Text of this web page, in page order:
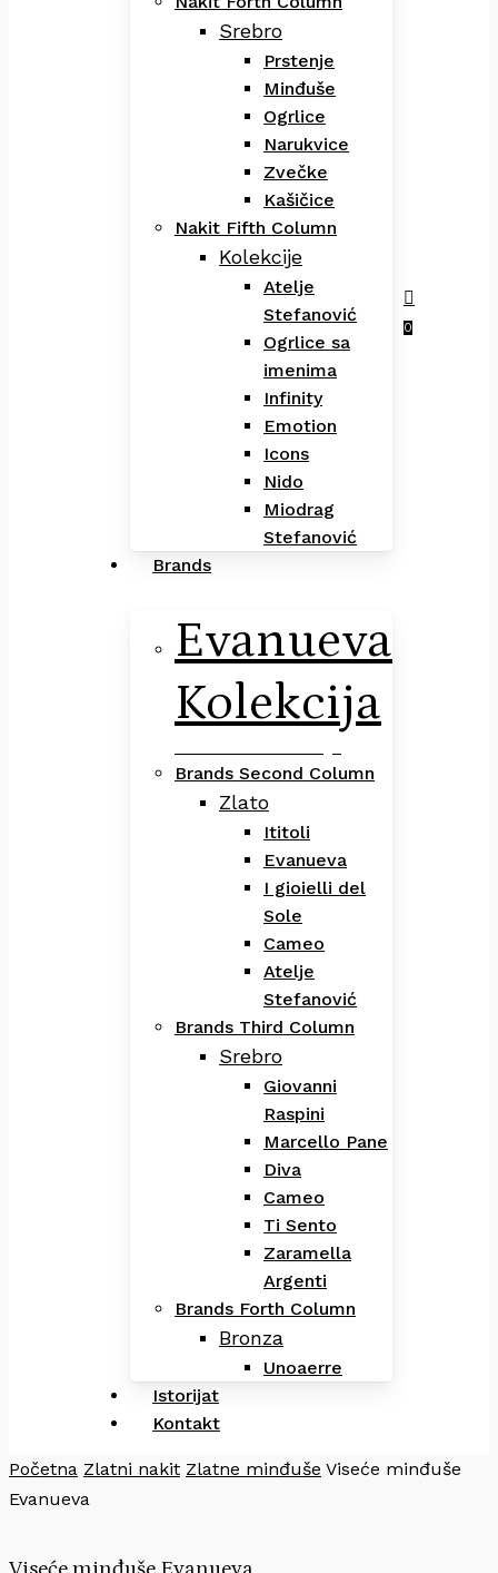
search
0
Menu
Srebro
Prstenje
Minđuše
Ogrlice
Narukvice
Zvečke
Kašičice
Nakit Fifth Column
Kolekcije
Atelje
Stefanović
Ogrlice sa
imenima
Infinity
Emotion
Icons
Nido
Miodrag
Stefanović
Brands
Evanueva
Kolekcija
Brands Second Column
Zlato
Ititoli
Evanueva
I gioielli del
Sole
Cameo
Atelje
Stefanović
Brands Third Column
Srebro
Giovanni
Raspini
Marcello Pane
Diva
Cameo
Ti Sento
Zaramella
Argenti
Brands Forth Column
Bronza
Unoaerre
Istorijat
Kontakt
Početna Zlatni nakit Zlatne minđuše Viseće minđuše
Evanueva